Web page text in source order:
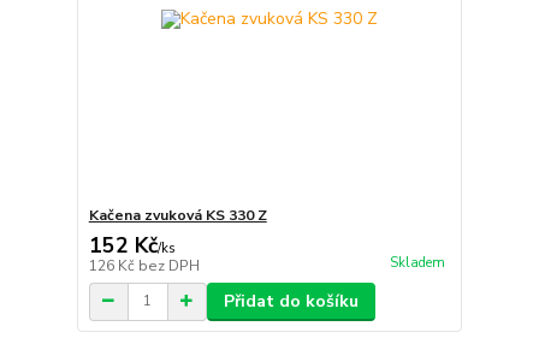
Kačena zvuková KS 330 Z
152 Kč/ks
126 Kč bez DPH Skladem
Přidat do košíku